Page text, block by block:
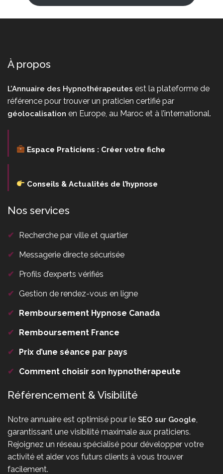
À propos
L’Annuaire des Hypnothérapeutes est la plateforme de
référence pour trouver un praticien certifié par
géolocalisation en Europe, au Maroc et à l’international.
Espace Praticiens : Créer votre fiche
Conseils & Actualités de l’hypnose
Nos services
✔ Recherche par ville et quartier
✔ Messagerie directe sécurisée
✔ Profils d’experts vérifiés
✔ Gestion de rendez-vous en ligne
✔ Remboursement Hypnose Canada
✔ Remboursement France
✔ Prix d’une séance par pays
✔ Comment choisir son hypnothérapeute
Référencement & Visibilité
Notre annuaire est optimisé pour le SEO sur Google
garantissant une visibilité maximale aux praticiens.
Rejoignez un réseau spécialisé pour développer votre
activité et aider vos futurs clients à vous trouver
facilement.